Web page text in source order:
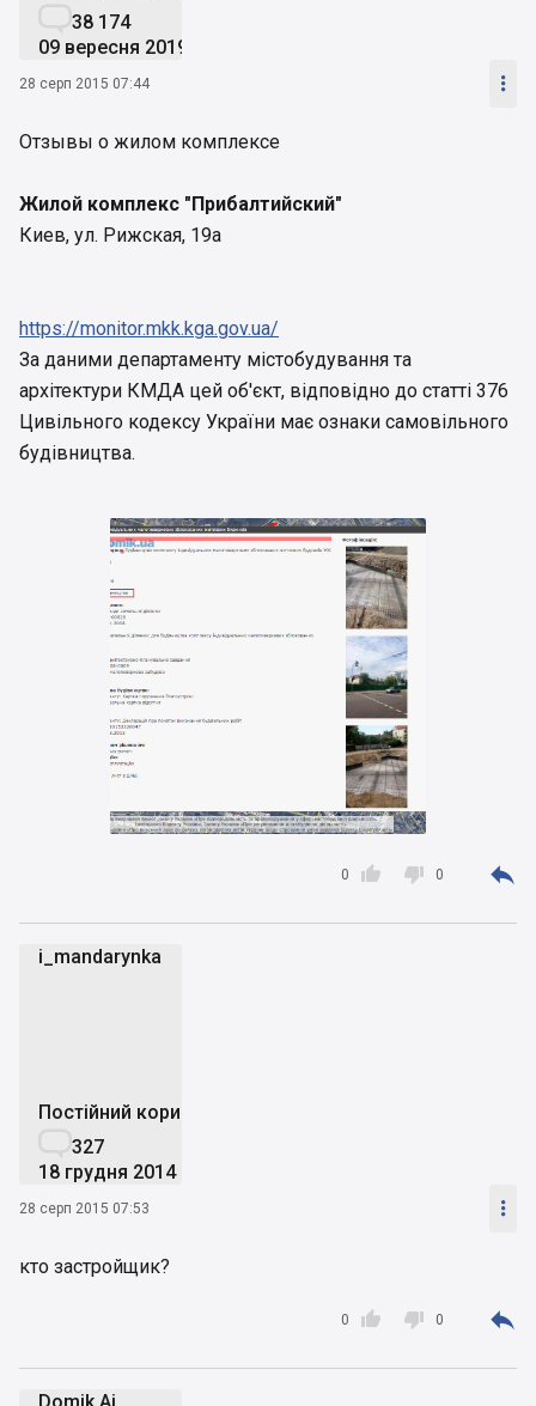
38 174
09 вересня 2019
28 серп 2015 07:44 
Отзывы о жилом комплексе
Жилой комплекс "Прибалтийский"
Киев, ул. Рижская, 19а
https://monitor.mkk.kga.gov.ua/
За даними департаменту містобудування та
архітектури КМДА цей об'єкт, відповідно до статті 376
Цивільного кодексу України має ознаки самовільного
будівництва.

0  0 
i_mandarynka
Постійний користувач
327
18 грудня 2014
28 серп 2015 07:53 
кто застройщик?

0  0 